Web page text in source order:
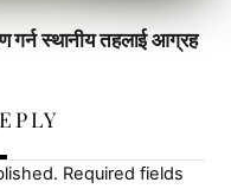
स्थानीय तहलाई आग्रह
Required fields